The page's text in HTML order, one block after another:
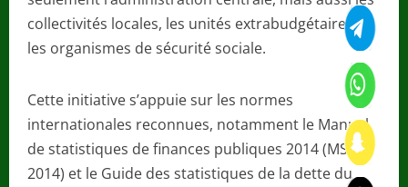
collectivités locales, les unités extrabudgétaires et
les organismes de sécurité sociale.
Cette initiative s’appuie sur les normes
internationales reconnues, notamment le Manuel
de statistiques de finances publiques 2014 (MSFP
2014) et le Guide des statistiques de la dette du